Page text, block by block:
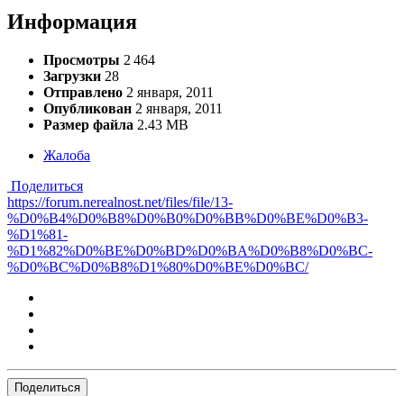
Информация
Просмотры 2 464
Загрузки 28
Отправлено 2 января, 2011
Опубликован 2 января, 2011
Размер файла 2.43 MB
Жалоба
Поделиться
https://forum.nerealnost.net/files/file/13-
%D0%B4%D0%B8%D0%B0%D0%BB%D0%BE%D0%B3-
%D1%81-
%D1%82%D0%BE%D0%BD%D0%BA%D0%B8%D0%BC-
%D0%BC%D0%B8%D1%80%D0%BE%D0%BC/
Поделиться